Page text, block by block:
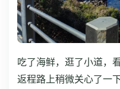
吃了海鲜，逛了小道，
返程路上稍微关心了一